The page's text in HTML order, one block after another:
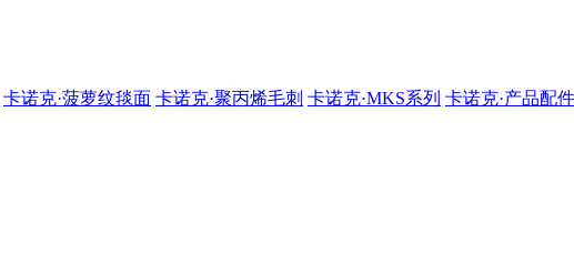
卡诺克·菠萝纹毯面 卡诺克·聚丙烯毛刺 卡诺克·MKS系列 卡诺克·产品配